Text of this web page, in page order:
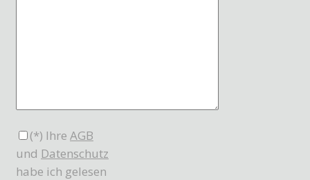
(*) Ihre AGB
und Datenschutz
habe ich gelesen